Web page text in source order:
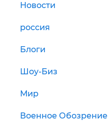
Новости
россия
Блоги
Шоу-Биз
Мир
Военное Обозрение